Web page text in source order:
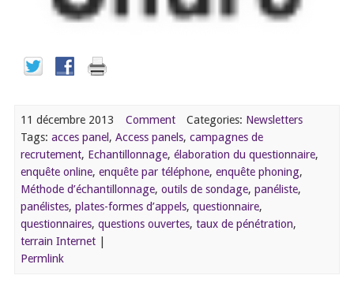
11 décembre 2013 Comment Categories: Newsletters
Tags:acces panel ,Access panels,campagnes de
recrutement, Echantillonnage,élaboration du questionnaire,
enquête online,enquête par téléphone,enquête phoning,
Méthode d’échantillonnage,outils de sondage,panéliste,
panélistes,plates-formes d’appels,questionnaire,
questionnaires,questions ouvertes,taux de pénétration,
terrain Internet
Permlink